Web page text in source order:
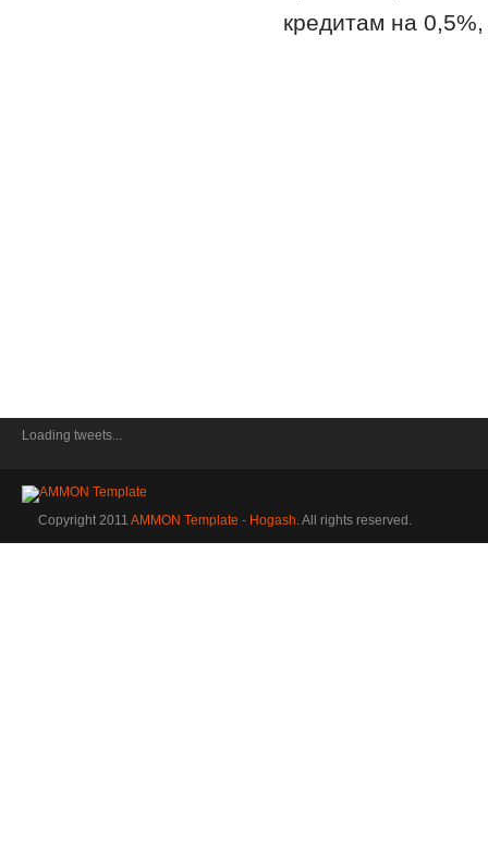
кредитам на
Loading tweets...
Copyright 2011 AMMON Template - Hogash. All rights reserved.